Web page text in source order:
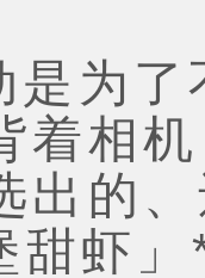
了不
着相
出的
甜虾